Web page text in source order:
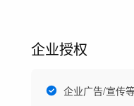
企业授权
企业广告/宣传